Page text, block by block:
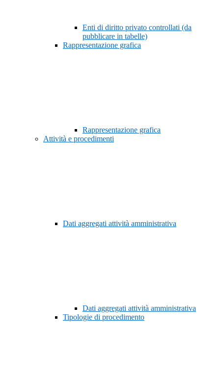
Enti di diritto privato controllati (da
pubblicare in tabelle)
Rappresentazione grafica
Rappresentazione grafica
Attività e procedimenti
Dati aggregati attività amministrativa
Dati aggregati attività amministrativa
Tipologie di procedimento